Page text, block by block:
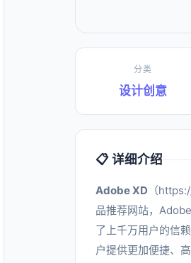
分类
设计创意
📋 详细介绍
Adobe XD （
品推荐网站，
了上千万用户的信
户提供更加便捷、